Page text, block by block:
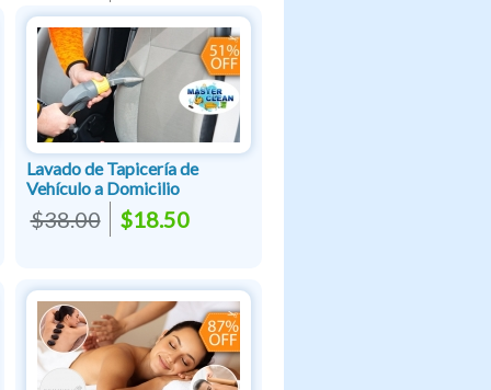
Lavado de Tapicería de
Vehículo a Domicilio
$38.00 $18.50